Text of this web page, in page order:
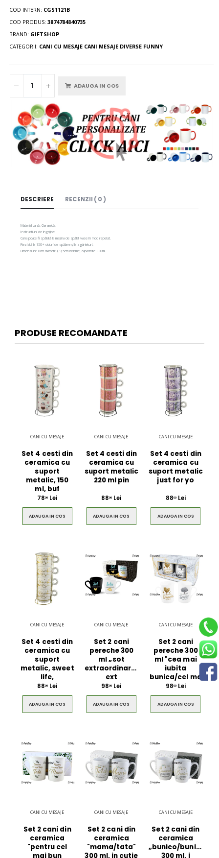
COD INTERN: CGS1121B
COD PRODUS:3874784840735
BRAND: GIFTSHOP
CATEGORII: CANI CU MESAJE CANI MESAJE DIVERSE FUNNY
ADAUGA IN COS
DESCRIERE RECENZII ( 0 )
Material cană: Ceramică,
Instructiuni de îngrijire:
Cana poate fi spălată la mașina de spălat vase în mod repetat.
Rezistă la 150+ cicluri de spălare și la zgârieturi.
Dimensiuni: 8cm diametru, 9,5cm inaltime, capacitate 330ml.
PRODUSE RECOMANDATE
CANI CU MESAJE
Set 4 cesti din
ceramica cu
suport
metalic, 150
ml, buf
7800 Lei
ADAUGA IN COS
CANI CU MESAJE
Set 4 cesti din
ceramica cu
suport metalic
220 ml pin
8800 Lei
ADAUGA IN COS
CANI CU MESAJE
Set 4 cesti din
ceramica cu
suport metalic
just for yo
8800Lei
ADAUGA IN COS
CANI CU MESAJE
Set 4 cesti din
ceramica cu
suport
metalic, sweet
life,
8800 Lei
ADAUGA IN COS
CANI CU MESAJE
Set 2 cani
pereche 300
ml „sot
extraordinar/sotie
ext
9800 Lei
ADAUGA IN COS
CANI CU MESAJE
Set 2 cani
pereche 300
ml "cea mai
iubita
bunica/cel ma
9800Lei
ADAUGA IN COS
CANI CU MESAJE
Set 2 cani din
ceramica
"pentru cel
mai bun
CANI CU MESAJE
Set 2 cani din
ceramica
"mama/tata"
300 ml, in cutie
CANI CU MESAJE
Set 2 cani din
ceramica
„bunico/bunicule”
300 ml, i